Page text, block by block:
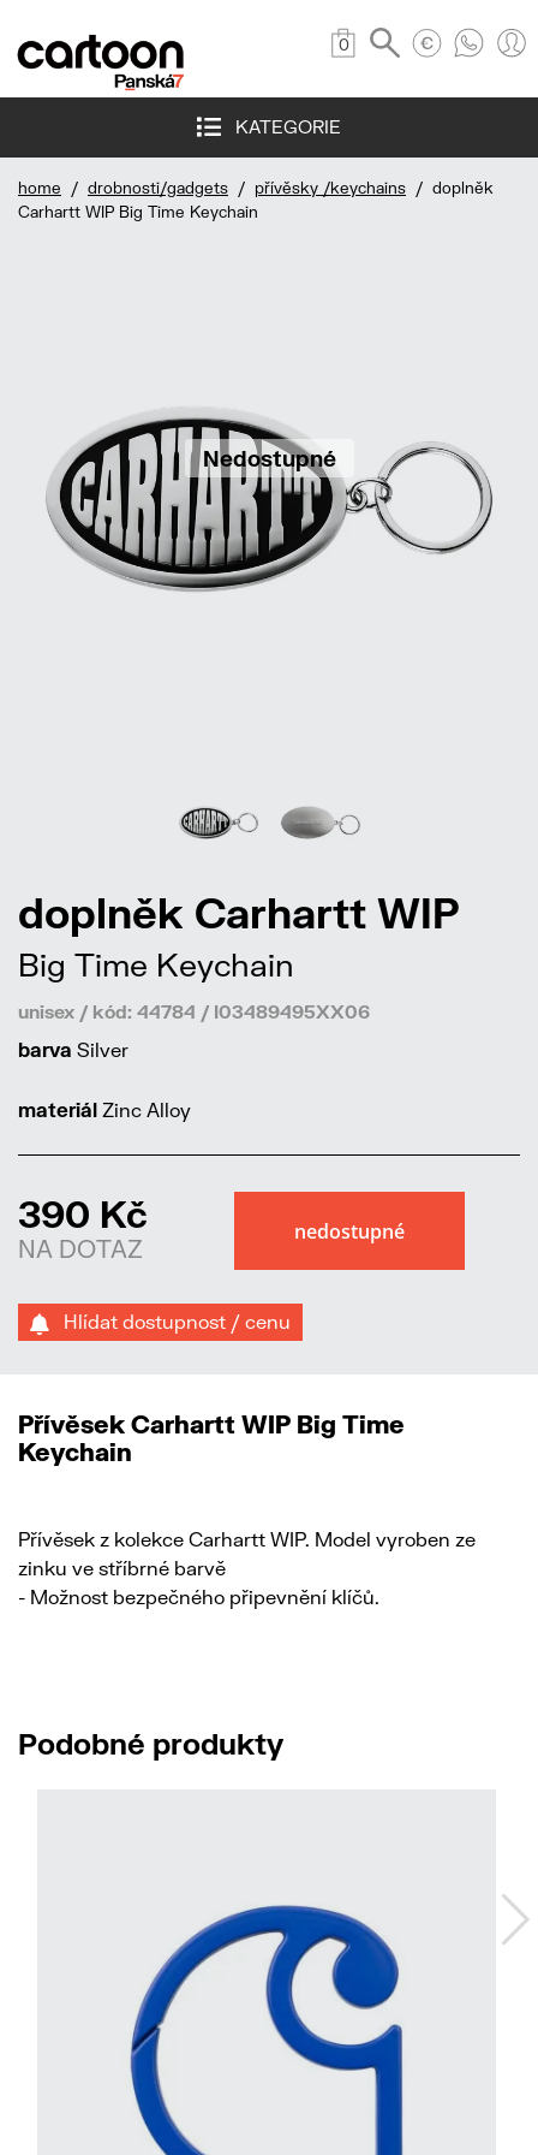
0
KATEGORIE
home / drobnosti/gadgets / přívěsky /keychains / doplněk
Carhartt WIP Big Time Keychain
Nedostupné
doplněk Carhartt WIP
Big Time Keychain
unisex / kód: 44784 / I03489495XX06
barva Silver
materiál Zinc Alloy
390 Kč
NA DOTAZ
Hlídat dostupnost / cenu
Přívěsek Carhartt WIP Big Time
Keychain
Přívěsek z kolekce Carhartt WIP. Model vyroben ze
zinku ve stříbrné barvě
- Možnost bezpečného připevnění klíčů.
Podobné produkty